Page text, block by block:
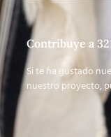
Contribuye a
Si te ha gustado
nuestro proyecto,